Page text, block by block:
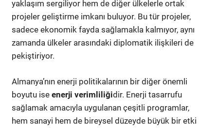
yaklaşım sergiliyor hem de diğer ülkelerle ortak
projeler geliştirme imkanı buluyor. Bu tür projeler,
sadece ekonomik fayda sağlamakla kalmıyor, aynı
zamanda ülkeler arasındaki diplomatik ilişkileri de
pekiştiriyor.
Almanya’nın enerji politikalarının bir diğer önemli
boyutu ise enerji verimliliğidir. Enerji tasarrufu
sağlamak amacıyla uygulanan çeşitli programlar,
hem sanayi hem de bireysel düzeyde büyük bir etki